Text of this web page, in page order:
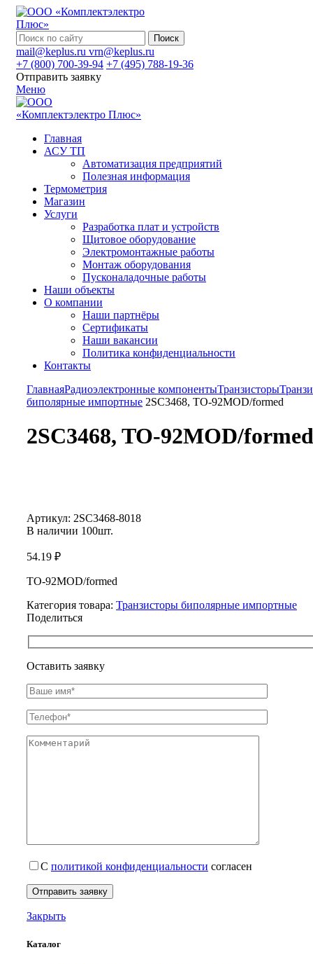
Поиск
mail@keplus.ru vrn@keplus.ru
+7 (800) 700-39-94 +7 (495) 788-19-36
Отправить заявку
Меню
Главная
АСУ ТП
Автоматизация предприятий
Полезная информация
Термометрия
Магазин
Услуги
Разработка плат и устройств
Щитовое оборудование
Электромонтажные работы
Монтаж оборудования
Пусконаладочные работы
Наши объекты
О компании
Наши партнёры
Сертификаты
Наши вакансии
Политика конфиденциальности
Контакты
ГлавнаяРадиоэлектронные компонентыТранзисторы
биполярные импортные 2SC3468, TO-92MOD/formed
2SC3468, TO-92MOD/formed
Артикул: 2SC3468-8018
В наличии 100шт.
54.19 ₽
TO-92MOD/formed
Категория товара: Транзисторы биполярные импортные
Поделиться
Оставить заявку
С политикой конфиденциальности согласен
Закрыть
Каталог